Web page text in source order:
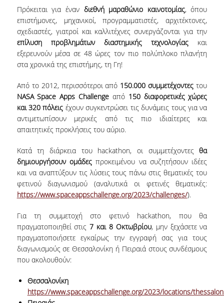
ΠΡΟΣΩΠΙΚΟ ΤΟΥ ΤΜΗΜΑΤΟΣ
ΜΕΛΗ ΔΕΠ
ΕΠΙΤΙΜΟΙ ΔΙΔΑΚΤΟΡΕΣ
ΕΠΙΣΚΕΠΤΕΣ ΚΑΘΗΓΗΤΕΣ
ΜΕΛΗ Ε.ΔΙ.Π.
ΜΕΛΗ Ε.Τ.Ε.Π.
ΔΙΟΙΚΗΤΙΚΟ ΠΡΟΣΩΠΙΚΟ
ΜΕΤΑΔΙΔΑΚΤΟΡΙΚΟΙ ΕΡΕΥΝΗΤΕΣ
ΜΗΤΡΩΟ ΜΕΛΩΝ ΤΜΗΜΑΤΟΣ
ΠΡΟΠΤΥΧΙΑΚΕΣ ΣΠΟΥΔΕΣ
ΠΡΟΓΡΑΜΜΑ ΣΠΟΥΔΩΝ
ΟΔΗΓΟΣ ΚΑΙ ΚΑΤΕΥΘΥΝΣΕΙΣ ΣΠΟΥΔΩΝ
ΜΑΘΗΜΑΤΑ ΠΡΟΓΡΑΜΜΑΤΟΣ ΣΠΟΥΔΩΝ
ΑΛΛΑ ΤΜΗΜΑΤΑ
Πρόκειται για έναν διεθνή μαραθώνιο καινοτομίας, όπου
επιστήμονες, μηχανικοί, προγραμματιστές, αρχιτέκτονες,
σχεδιαστές, γιατροί και καλλιτέχνες συνεργάζονται για την
επίλυση προβλημάτων διαστημικής τεχνολογίας και
εξερευνούν μέσα σε 48 ώρες τον πιο πολύπλοκο πλανήτη
στα χρονικά της επιστήμης, τη Γη!
Από το 2012, περισσότεροι από 150.000 συμμετέχοντες του
NASA Space Apps Challenge από 150 διαφορετικές χώρες
και 320 πόλεις έχουν συγκεντρώσει τις δυνάμεις τους για να
αντιμετωπίσουν μερικές από τις πιο ιδιαίτερες και
απαιτητικές προκλήσεις του αύριο.
Κατά τη διάρκεια του hackathon, οι συμμετέχοντεςθα
δημιουργήσουν ομάδεςπροκειμένου να συζητήσουν ιδέες
και να αναπτύξουν τις λύσεις τους πάνω στις θεματικές του
φετινού διαγωνισμού (αναλυτικά οι φετινές θεματικές:
https://www.spaceappschallenge.org/2023/challenges/).
Για τη συμμετοχή στο φετινό hackathon, που θα
πραγματοποιηθεί στις7 και 8 Οκτωβρίου, μην ξεχάσετε να
πραγματοποιήσετε εγκαίρως την εγγραφή σας για τους
διαγωνισμούς σε Θεσσαλονίκη ή Πειραιά στους συνδέσμους
που ακολουθούν:
Θεσσαλονίκη
https://www.spaceappschallenge.org/2023/locations/